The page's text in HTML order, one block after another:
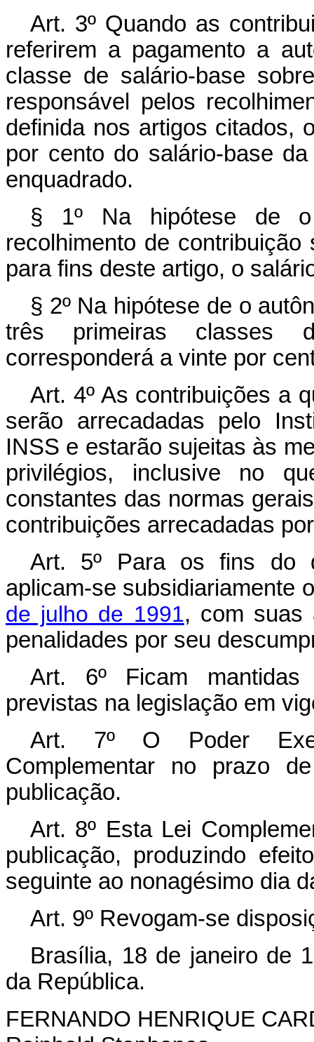
Art. 3º Quando as
referirem a pagamento a
classe de salário-base
responsável pelos
definida nos artigos citados,
por cento do salário-base
enquadrado.
§ 1º Na hipótese de o
recolhimento de
para fins deste artigo, o
§ 2º Na hipótese de o
três primeiras classes
corresponderá a vinte por
Art. 4º As contribuições a
serão arrecadadas pelo
INSS e estarão sujeitas às
privilégios, inclusive no
constantes das normas
contribuições arrecadadas
Art. 5º Para os fins do
aplicam-se subsidiariamente
de julho de 1991, com suas
penalidades por seu
Art. 6º Ficam mantidas
previstas na legislação em
Art. 7º O Poder
Complementar no prazo
publicação.
Art. 8º Esta Lei
publicação, produzindo
seguinte ao nonagésimo dia
Art. 9º Revogam-se
Brasília, 18 de janeiro de
da República.
FERNANDO HENRIQUE